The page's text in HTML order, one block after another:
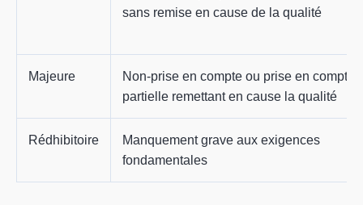
sans remise en cause de la qualité
Majeure
Non-prise en compte ou prise en compte
partielle remettant en cause la qualité
Rédhibitoire
Manquement grave aux exigences
fondamentales